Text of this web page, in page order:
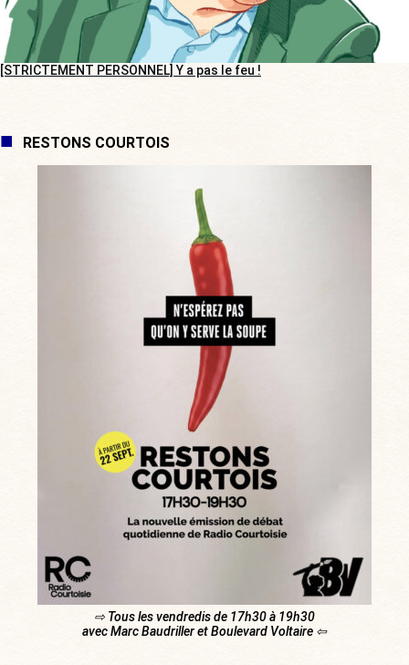
[STRICTEMENT PERSONNEL] Y a pas le feu !
RESTONS COURTOIS
⇨ Tous les vendredis de 17h30 à 19h30
avec Marc Baudriller et Boulevard Voltaire ⇦